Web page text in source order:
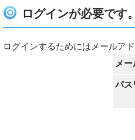
ログインが必要です。
ログインするためにはメールア
メ
パス